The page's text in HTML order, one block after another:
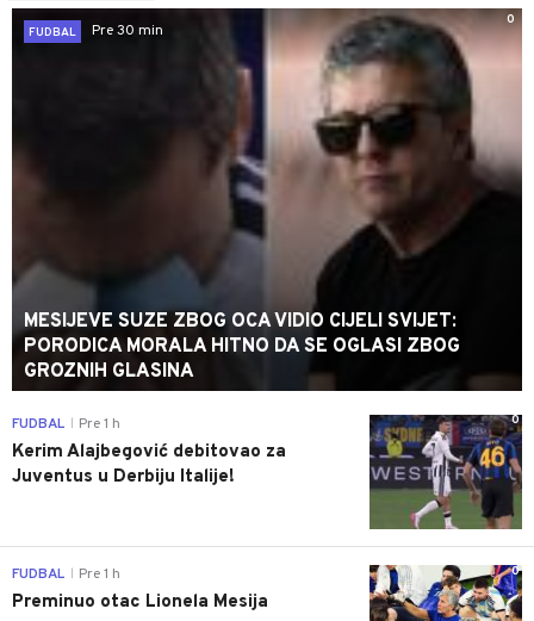
0
FUDBAL
Pre 30 min
MESIJEVE SUZE ZBOG OCA VIDIO CIJELI SVIJET:
PORODICA MORALA HITNO DA SE OGLASI ZBOG
GROZNIH GLASINA
0
FUDBAL Pre 1 h
Kerim Alajbegović debitovao za
Juventus u Derbiju Italije!
0
FUDBAL Pre 1 h
Preminuo otac Lionela Mesija